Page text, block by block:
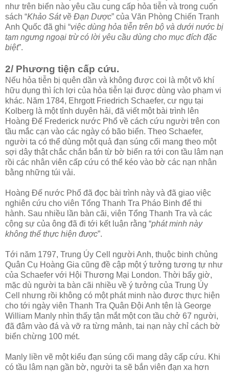
như trên biển nào yêu cầu cung cấp hỏa tiễn và trong cuốn
sách “Khảo Sát về Đạn Dược” của Văn Phòng Chiến Tranh
Anh Quốc đã ghi “việc dùng hỏa tiễn trên bộ và dưới nước bị
tạm ngưng ngoại trừ có lời yêu cầu dùng cho mục đích đặc
biệt”.
2/ Phương tiện cấp cứu.
Nếu hỏa tiễn bị quên dần và không được coi là một võ khí
hữu dụng thì ích lợi của hỏa tiễn lại được dùng vào phạm vi
khác. Năm 1784, Ehrgott Friedrich Schaefer, cư ngụ tại
Kolberg là một tỉnh duyên hải, đã viết một bài trình lên
Hoàng Đế Frederick nước Phổ về cách cứu người trên con
tầu mắc cạn vào các ngày có bão biển. Theo Schaefer,
người ta có thể dùng một quả đạn súng cối mang theo một
sợi dây thật chắc chắn bắn từ bờ biển ra tới con tầu lâm nạn
rồi các nhân viên cấp cứu có thể kéo vào bờ các nạn nhân
bằng những túi vải.
Hoàng Đế nước Phổ đã đọc bài trình này và đã giao việc
nghiên cứu cho viên Tổng Thanh Tra Pháo Binh để thi
hành. Sau nhiều lần bàn cãi, viên Tổng Thanh Tra và các
cộng sự của ông đã đi tới kết luận rằng “phát minh này
không thể thực hiện được”.
Tới năm 1797, Trung Úy Cell người Anh, thuộc binh chủng
Quân Cụ Hoàng Gia cũng đề cập một ý tưởng tương tự như
của Schaefer với Hội Thương Mại London. Thời bấy giờ,
mặc dù người ta bàn cãi nhiều về ý tưởng của Trung Úy
Cell nhưng rồi không có một phát minh nào được thực hiện
cho tới ngày viên Thanh Tra Quân Đội Anh tên là George
William Manly nhìn thấy tận mắt một con tầu chở 67 người,
đã đâm vào đá và vỡ ra từng mảnh, tai nạn này chỉ cách bờ
biển chừng 100 mét.
Manly liền vẽ một kiểu đạn súng cối mang dây cấp cứu. Khi
có tầu lâm nạn gần bờ, người ta sẽ bắn viên đạn xa hơn